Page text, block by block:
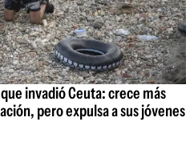
invadió Ceuta: crece más
pero expulsa a sus jóvenes